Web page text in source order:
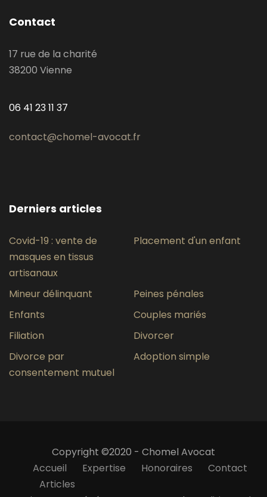
Contact
17 rue de la charité
38200 Vienne
06 41 23 11 37
contact@chomel-avocat.fr
Derniers articles
Covid-19 : vente de
masques en tissus
artisanaux
Placement d'un enfant
Mineur délinquant
Peines pénales
Enfants
Couples mariés
Filiation
Divorcer
Divorce par
consentement mutuel
Adoption simple
Copyright ©2020 - Chomel Avocat
Accueil
Expertise Honoraires
Contact
Articles